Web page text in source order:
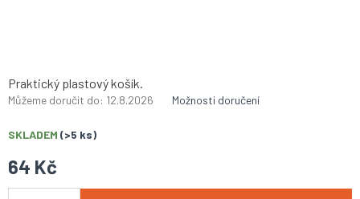
64 Kč
SKLADEM (>5 ks)
Můžeme doručit do: 12.8.2026 Možnosti doručení
Praktický plastový košík.